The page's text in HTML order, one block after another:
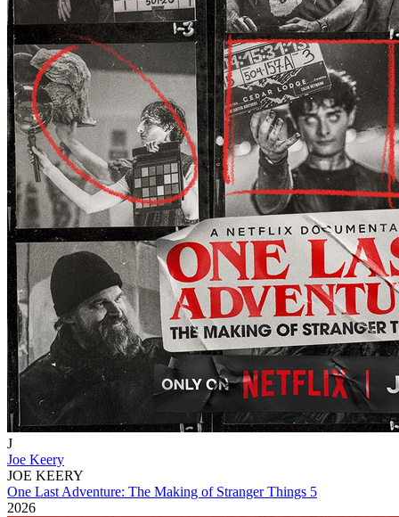
J
Joe Keery
JOE KEERY
One Last Adventure: The Making of Stranger Things 5
2026